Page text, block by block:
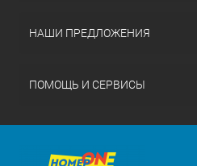
НАШИ ПРЕДЛОЖЕНИЯ
ПОМОЩЬ И СЕРВИСЫ